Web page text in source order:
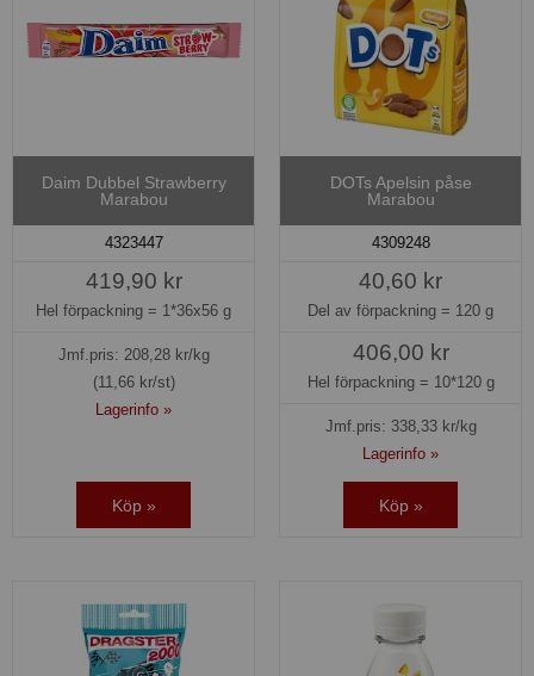
Daim Dubbel Strawberry
Marabou
4323447
419,90 kr
Hel förpackning = 1*36x56 g
Jmf.pris: 208,28kr/kg
(11,66 kr/st)
Lagerinfo »
Köp »
DOTs Apelsin påse
Marabou
4309248
40,60 kr
Del av förpackning = 120 g
406,00 kr
Hel förpackning = 10*120 g
Jmf.pris: 338,33kr/kg
Lagerinfo »
Köp »